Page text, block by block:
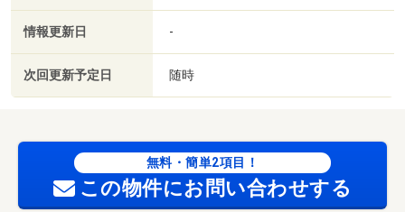
情報更新日 -
次回更新予定日 随時
無料・簡単2項目！
この物件にお問い合わせする